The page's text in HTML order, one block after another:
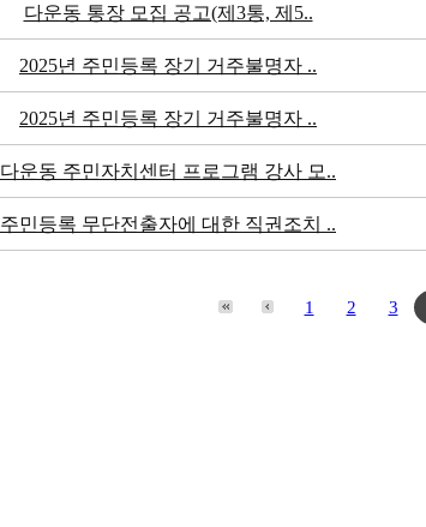
다운동 통장 모집 공고(제3통, 제5..
2025년 주민등록 장기 거주불명자 ..
2025년 주민등록 장기 거주불명자 ..
다운동 주민자치센터 프로그램 강사 모..
주민등록 무단전출자에 대한 직권조치 ..
1 2 3